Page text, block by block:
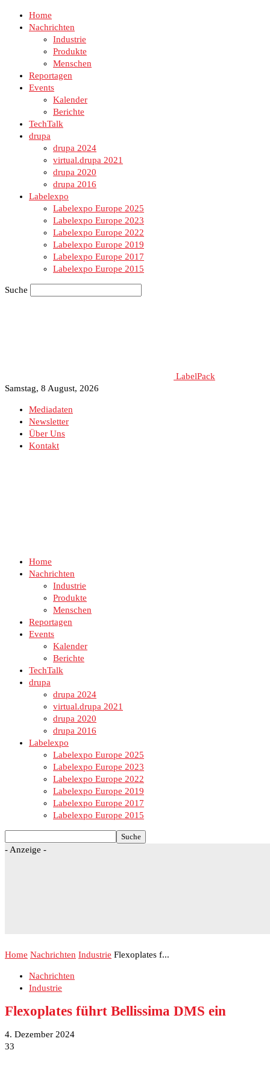
Home
Nachrichten
Industrie
Produkte
Menschen
Reportagen
Events
Kalender
Berichte
TechTalk
drupa
drupa 2024
virtual.drupa 2021
drupa 2020
drupa 2016
Labelexpo
Labelexpo Europe 2025
Labelexpo Europe 2023
Labelexpo Europe 2022
Labelexpo Europe 2019
Labelexpo Europe 2017
Labelexpo Europe 2015
Suche
LabelPack
Samstag, 8 August, 2026
Mediadaten
Newsletter
Über Uns
Kontakt
Home
Nachrichten
Industrie
Produkte
Menschen
Reportagen
Events
Kalender
Berichte
TechTalk
drupa
drupa 2024
virtual.drupa 2021
drupa 2020
drupa 2016
Labelexpo
Labelexpo Europe 2025
Labelexpo Europe 2023
Labelexpo Europe 2022
Labelexpo Europe 2019
Labelexpo Europe 2017
Labelexpo Europe 2015
- Anzeige -
Home Nachrichten Industrie Flexoplates f...
Nachrichten
Industrie
Flexoplates führt Bellissima DMS ein
4. Dezember 2024
33